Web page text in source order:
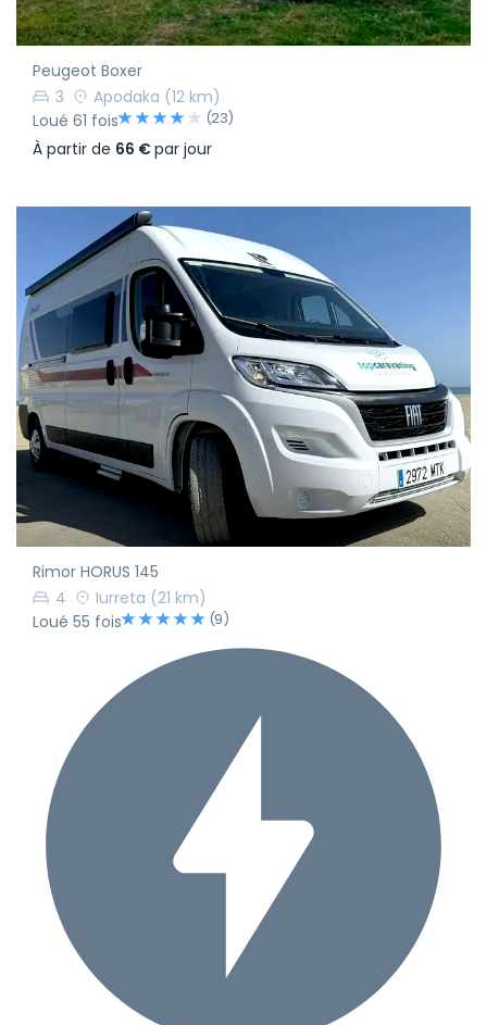
Peugeot Boxer
3
Apodaka (12 km)
Loué 61 fois
(23)
À partir de 66 €par jour
Rimor HORUS 145
4
Iurreta (21 km)
Loué 55 fois
(9)